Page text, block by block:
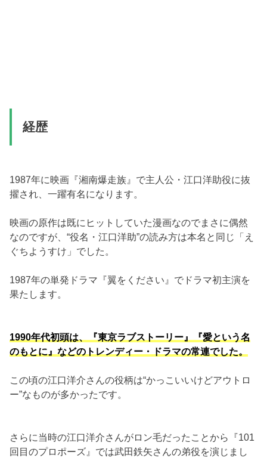
経歴
1987年に映画『湘南爆走族』で主人公・江口洋助役に抜
擢され、一躍有名になります。
映画の原作は既にヒットしていた漫画なのでまさに偶然
なのですが、“役名・江口洋助”の読み方は本名と同じ「え
ぐちようすけ」でした。
1987年の単発ドラマ『翼をください』でドラマ初主演を
果たします。
1990年代初頭は、『東京ラブストーリー』『愛という名
のもとに』などのトレンディー・ドラマの常連でした。
この頃の江口洋介さんの役柄は“かっこいいけどアウトロ
ー”なものが多かったです。
さらに当時の江口洋介さんがロン毛だったことから『101
回目のプロポーズ』では武田鉄矢さんの弟役を演じまし